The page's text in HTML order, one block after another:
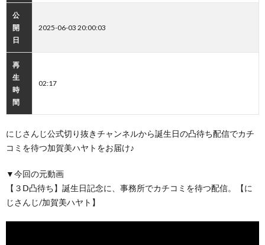
公
開
日
2025-06-03 20:00:03
再
生
時
間
02:17
にじさんじ公式切り抜きチャンネルから誕生日の凸待ち配信でカチ
コミを待つ加賀美ハヤトをお届け♪
▼今回の元動画
【３Ⅾ凸待ち】誕生日記念に、事務所でカチコミを待つ配信。【に
じさんじ/加賀美ハヤト】